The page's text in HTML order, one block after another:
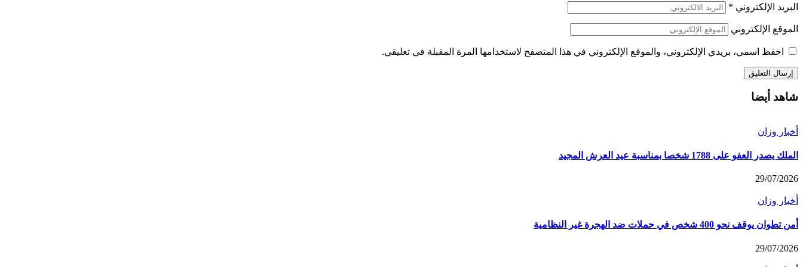
البريد الإلكتروني *
الموقع الإلكتروني
احفظ اسمي، بريدي الإلكتروني، والموقع الإلكتروني في هذا المتصفح لاستخدامها المرة المقبلة في تعليقي.
شاهد أيضا
أخبار وزان
الملك يصدر العفو على 1788 شخصا بمناسبة عيد العرش المجيد
29/07/2026
أخبار وزان
أمن تطوان يوقف نحو 400 شخص في حملات ضد الهجرة غير النظامية
29/07/2026